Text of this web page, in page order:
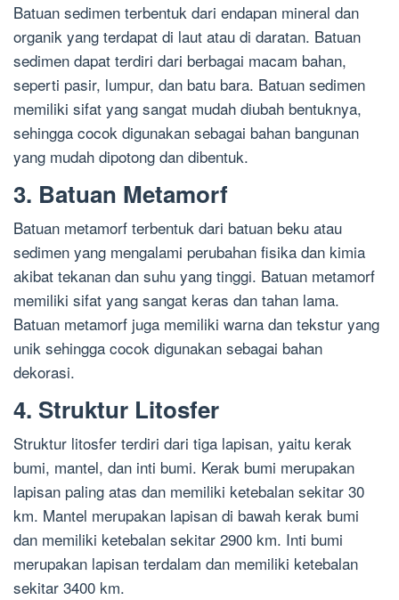
Batuan sedimen terbentuk dari endapan mineral dan
organik yang terdapat di laut atau di daratan. Batuan
sedimen dapat terdiri dari berbagai macam bahan,
seperti pasir, lumpur, dan batu bara. Batuan sedimen
memiliki sifat yang sangat mudah diubah bentuknya,
sehingga cocok digunakan sebagai bahan bangunan
yang mudah dipotong dan dibentuk.
3. Batuan Metamorf
Batuan metamorf terbentuk dari batuan beku atau
sedimen yang mengalami perubahan fisika dan kimia
akibat tekanan dan suhu yang tinggi. Batuan metamorf
memiliki sifat yang sangat keras dan tahan lama.
Batuan metamorf juga memiliki warna dan tekstur yang
unik sehingga cocok digunakan sebagai bahan
dekorasi.
4. Struktur Litosfer
Struktur litosfer terdiri dari tiga lapisan, yaitu kerak
bumi, mantel, dan inti bumi. Kerak bumi merupakan
lapisan paling atas dan memiliki ketebalan sekitar 30
km. Mantel merupakan lapisan di bawah kerak bumi
dan memiliki ketebalan sekitar 2900 km. Inti bumi
merupakan lapisan terdalam dan memiliki ketebalan
sekitar 3400 km.